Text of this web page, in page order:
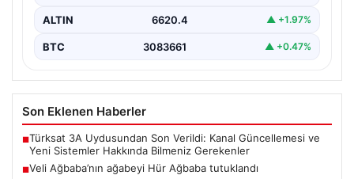
ALTIN 6620.4 ▲ +1.97%
BTC 3083661 ▲ +0.47%
Son Eklenen Haberler
■Türksat 3A Uydusundan Son Verildi: Kanal Güncellemesi ve
Yeni Sistemler Hakkında Bilmeniz Gerekenler
■Veli Ağbaba’nın ağabeyi Hür Ağbaba tutuklandı